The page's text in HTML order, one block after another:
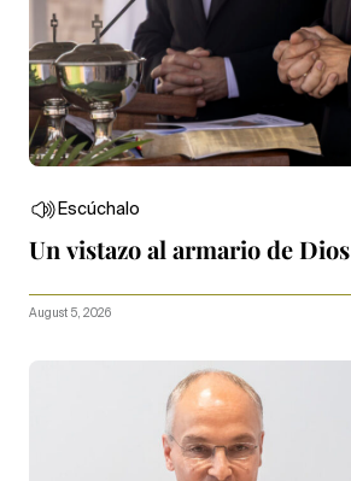
Escúchalo
Un vistazo al armario de Dios
August 5, 2026